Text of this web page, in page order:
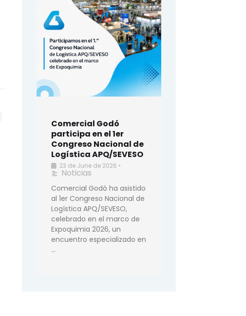
Comercial Godó
participa en el 1er
Congreso Nacional de
Logística APQ/SEVESO
23 de June de 2026 •
Noticias
Comercial Godó ha asistido
al 1er Congreso Nacional de
Logística APQ/SEVESO,
celebrado en el marco de
Expoquimia 2026, un
encuentro especializado en
…